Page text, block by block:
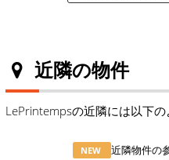
近隣の物件
LePrintempsの近隣には以下の
NEW
近隣物件の